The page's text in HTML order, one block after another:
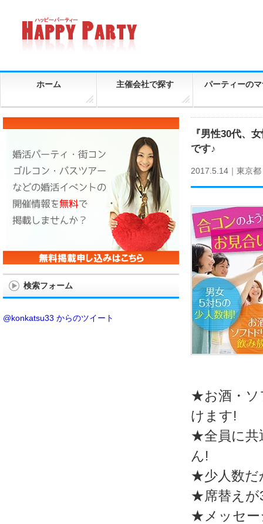
ホーム 主催会社で探す パーティーの
『男性30代、
です♪
2017.5.14｜ 東京都
★お酒・ソ
けます!
★全員に共
ん!
★少人数だ
★席替えが
★メッセー
検索フォーム
@konkatsu33 からのツイート